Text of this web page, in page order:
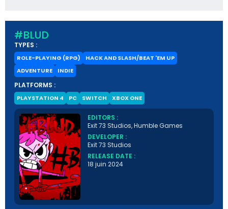
#BLUD
TYPES :
ROLE-PLAYING (RPG)
HACK AND SLASH/BEAT 'EM UP
ADVENTURE
INDIE
PLATFORMS :
PLAYSTATION 4 PC SWITCH XBOX ONE
EDITORS :
Exit 73 Studios, Humble Games
DEVELOPER :
Exit 73 Studios
RELEASE DATE :
18 juin 2024